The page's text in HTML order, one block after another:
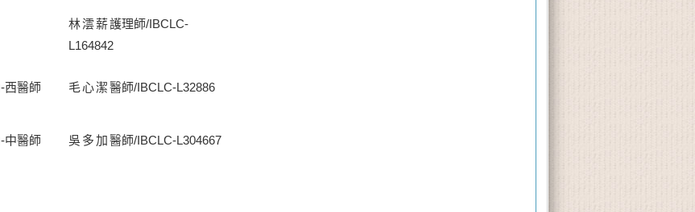
林澐薪護理師/IBCLC-
L164842
-西醫師 毛心潔醫師/IBCLC-L32886
-中醫師 吳多加醫師/IBCLC-L304667